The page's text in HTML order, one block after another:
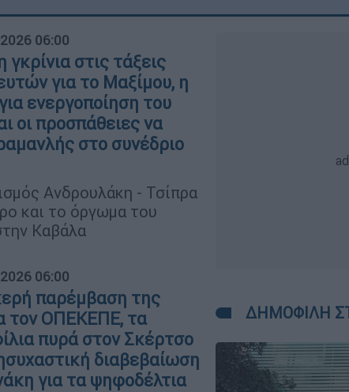
06:00
στις τάξεις
για το Μαξίμου, η
ενεργοποίηση του
οι προσπάθειες να
στο συνέδριο
Ανδρουλάκη - Τσίπρα
και το όργωμα του
Καβάλα
06:00
παρέμβαση της
τον ΟΠΕΚΕΠΕ, τα
πυρά στον Σκέρτσο
διαβεβαίωση
για τα ψηφοδέλτια
ΔΗΜΟΦΙΛΗ